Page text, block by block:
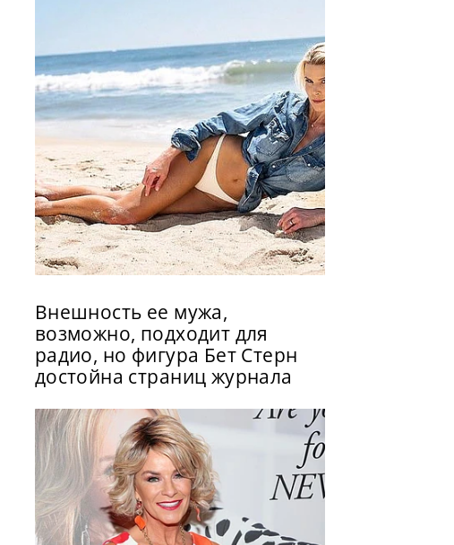
Внешность ее мужа,
возможно, подходит для
радио, но фигура Бет Стерн
достойна страниц журнала